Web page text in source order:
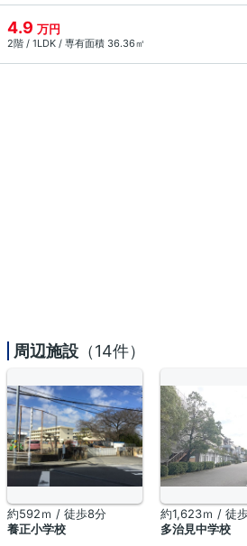
4.9 万円
2階 / 1LDK / 専有面積 36.36㎡
周辺施設 （14件）
約592ｍ / 徒歩8分
養正小学校
約1,623ｍ / 徒
多治見中学校